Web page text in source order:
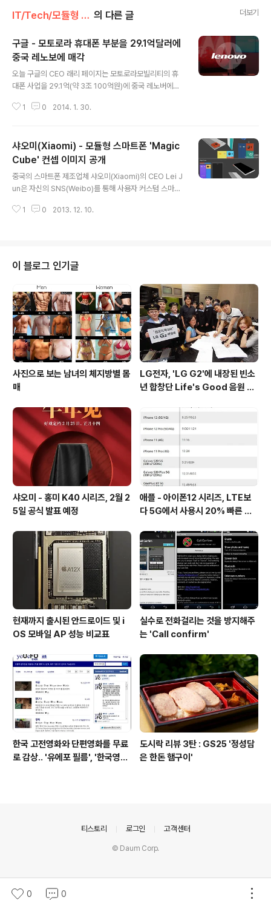
IT/Tech/모듈형 스마트폰 의 다른 글 더보기
구글 - 모토로라 휴대폰 부분을 29.1억달러에
중국 레노보에 매각
오늘 구글의 CEO 래리 페이지는 모토로라모빌리티의 휴
대폰 사업을 29.1억(약 3조 100억원)에 중국 레노버에게
설 등이 대상이며 모토로라 특허 1만7천여건 대부분은 구
8월 모토로라를 125억 달러에 인수하였고, 최근 발표한
모토X, 모토G 역시 스마트폰 자체로는 좋은 평가를 받았으
나 시장에서 판매량이 좋지 않은 상태였습니다. 이번 매각
으로 구글의 프로젝트 Ara는 포함되지 않은 거으로 보이
며, 사용자가 직접 커스텀할 수 있는 모듈형 스마트폰 Ara
는 안드로이드팀에 병합되어 계속 진행되는 것으로 알려졌
1 0 2014. 1. 30.
샤오미(Xiaomi) - 모듈형 스마트폰 'Magic
Cube' 컨셉 이미지 공개
중국의 스마트폰 제조업체 샤오미(Xiaomi)의 CEO Lei J
un은 자신의 SNS(Weibo)를 통해 사용자 커스텀 스마트
니다. 매직큐브는 모토로라가 최근에 발표한 'Project Ar
보드 및 배터리부분를 사용자가 원하는 사양으로 직접 교
체할 수 있는 것으로 보입니다. 출처 : Androidcommuni
ty.com 참고 : 모토로라 - 사용자가 커스텀할 수 있는 스
마트폰을 위한 'Project Ara' 발표
1 0 2013. 12. 10.
이 블로그 인기글
사진으로 보는 남녀의 체지방별 몸
매
LG전자, 'LG G2'에 내장된 빈소
년 합창단 Life's Good 음원 공
샤오미 - 홍미 K40 시리즈, 2월 2
5일 공식 발표 예정
애플 - 아이폰12 시리즈, LTE보
다 5G에서 사용시 20% 빠른 배
현재까지 출시된 안드로이드 및 i
OS 모바일 AP 성능 비교표
실수로 전화걸리는 것을 방지해주
는 'Call confirm'
한국 고전영화와 단편영화를 무료
로 감상.. '유에포 필름', '한국영상
도시락 리뷰 3탄 : GS25 '정성담
은 한돈 햄구이'
0 0
티스토리 로그인 고객센터
© Daum Corp.